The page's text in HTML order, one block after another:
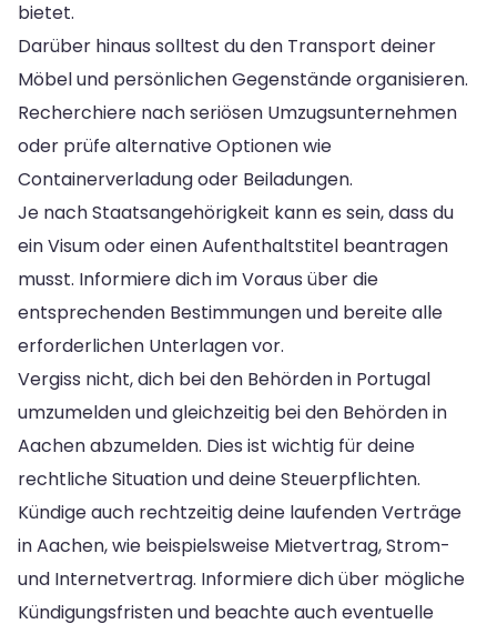
bietet.
Darüber hinaus solltest du den Transport deiner
Möbel und persönlichen Gegenstände organisieren.
Recherchiere nach seriösen Umzugsunternehmen
oder prüfe alternative Optionen wie
Containerverladung oder Beiladungen.
Je nach Staatsangehörigkeit kann es sein, dass du
ein Visum oder einen Aufenthaltstitel beantragen
musst. Informiere dich im Voraus über die
entsprechenden Bestimmungen und bereite alle
erforderlichen Unterlagen vor.
Vergiss nicht, dich bei den Behörden in Portugal
umzumelden und gleichzeitig bei den Behörden in
Aachen abzumelden. Dies ist wichtig für deine
rechtliche Situation und deine Steuerpflichten.
Kündige auch rechtzeitig deine laufenden Verträge
in Aachen, wie beispielsweise Mietvertrag, Strom-
und Internetvertrag. Informiere dich über mögliche
Kündigungsfristen und beachte auch eventuelle